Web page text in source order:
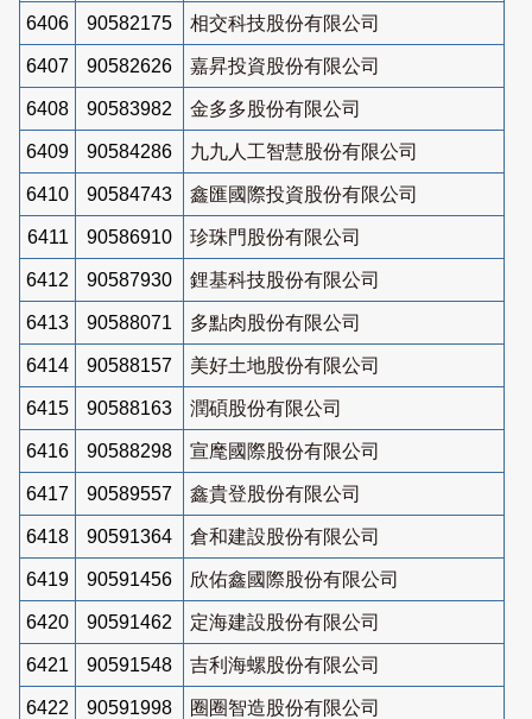
6406 90582175 相交科技股份有限公司
6407 90582626 嘉昇投資股份有限公司
6408 90583982 金多多股份有限公司
6409 90584286 九九人工智慧股份有限公司
6410 90584743 鑫匯國際投資股份有限公司
6411 90586910 珍珠門股份有限公司
6412 90587930 鋰基科技股份有限公司
6413 90588071 多點肉股份有限公司
6414 90588157 美好土地股份有限公司
6415 90588163 潤碩股份有限公司
6416 90588298 宣麾國際股份有限公司
6417 90589557 鑫貴登股份有限公司
6418 90591364 倉和建設股份有限公司
6419 90591456 欣佑鑫國際股份有限公司
6420 90591462 定海建設股份有限公司
6421 90591548 吉利海螺股份有限公司
6422 90591998 圈圈智造股份有限公司